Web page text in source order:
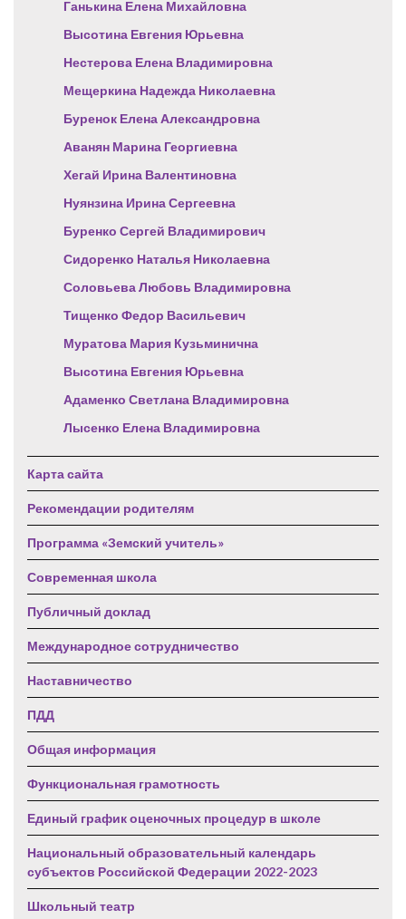
Ганькина Елена Михайловна
Высотина Евгения Юрьевна
Нестерова Елена Владимировна
Мещеркина Надежда Николаевна
Буренок Елена Александровна
Аванян Марина Георгиевна
Хегай Ирина Валентиновна
Нуянзина Ирина Сергеевна
Буренко Сергей Владимирович
Сидоренко Наталья Николаевна
Соловьева Любовь Владимировна
Тищенко Федор Васильевич
Муратова Мария Кузьминична
Высотина Евгения Юрьевна
Адаменко Светлана Владимировна
Лысенко Елена Владимировна
Карта сайта
Рекомендации родителям
Программа «Земский учитель»
Современная школа
Публичный доклад
Международное сотрудничество
Наставничество
ПДД
Общая информация
Функциональная грамотность
Единый график оценочных процедур в школе
Национальный образовательный календарь
субъектов Российской Федерации 2022-2023
Школьный театр